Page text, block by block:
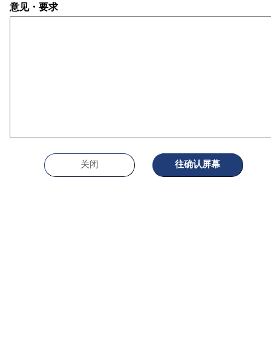
意见・要求
关闭 往确认屏幕